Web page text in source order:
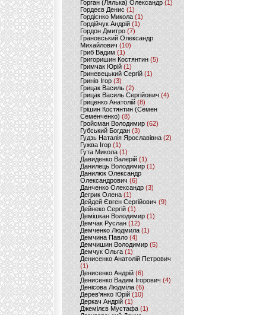
Горган (Лялька) Олександр(1)
Гордеєв Денис (1)
Гордієнко Микола (1)
Гордійчук Андрій (1)
Гордон Дмитро (7)
Грановський Олександр
Михайлович (10)
Гриб Вадим (1)
Григоришин Костянтин (5)
Гримчак Юрій(1)
Гриневецький Сергій(1)
Гринів Ігор (3)
Грицак Василь (2)
Грицак Василь Сергійович (4)
Гриценко Анатолій (8)
Грішин Костянтин (Семен
Семенченко)(8)
Гройсман Володимир(62)
Губський Богдан (3)
Гудзь Наталія Ярославівна(2)
Гужва Ігор (1)
Гута Микола (1)
Давиденко Валерій (1)
Данилець Володимир(1)
Данилюк Олександр
Олександрович (6)
Данченко Олександр (3)
Дегрик Олена(1)
Дейдей Євген Сергійович(9)
Дейнеко Сергій (1)
Демішкан Володимир(1)
Демчак Руслан (12)
Демченко Людмила (1)
Демчина Павло (4)
Демчишин Володимир (5)
Демчук Ольга(1)
Денисенко Анатолій Петрович
(1)
Денисенко Андрій (6)
Денисенко Вадим Ігорович (4)
Денісова Людміла(6)
Дерев'янко Юрій(10)
Деркач Андрій(1)
Джемілєв Мустафа (1)